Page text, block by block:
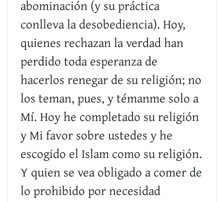
abominación (y su práctica
conlleva la desobediencia). Hoy,
quienes rechazan la verdad han
perdido toda esperanza de
hacerlos renegar de su religión; no
los teman, pues, y témanme solo a
Mí. Hoy he completado su religión
y Mi favor sobre ustedes y he
escogido el Islam como su religión.
Y quien se vea obligado a comer de
lo prohibido por necesidad